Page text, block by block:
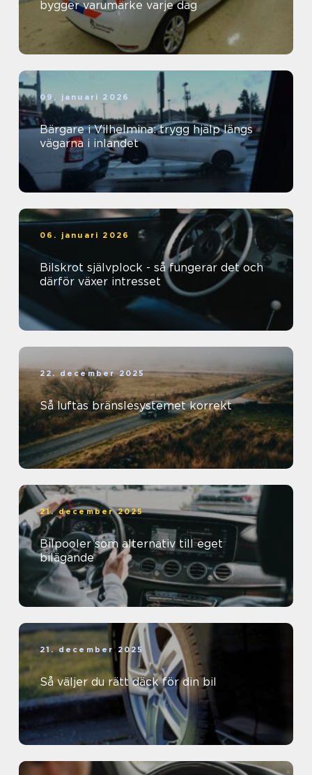
bygger varumärke varje dag
09. januari 2026
Bärgare i Vilhelmina: trygg hjälp längs
vägarna i inlandet
06. januari 2026
Bilskrot självplock - så fungerar det och
därför växer intresset
22. december 2025
Så luftas bränslesystemet korrekt
21. december 2025
Bilpooler som alternativ till eget
bilägande
21. december 2025
Så väljer du rätt däck för din bil